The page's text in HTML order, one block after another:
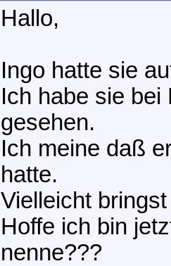
Hallo,
Ingo hatte sie
Ich habe sie
gesehen.
Ich meine daß
hatte.
Vielleicht
Hoffe ich bin
nenne???